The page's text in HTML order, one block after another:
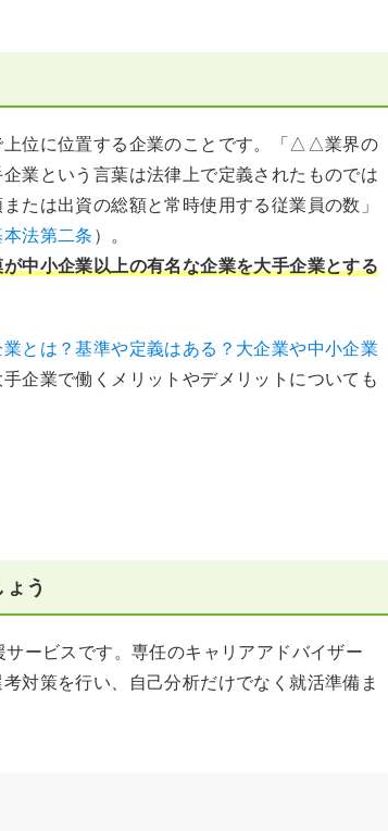
上位に位置する企業のことです。「△△業界の
業という言葉は法律上で定義されたものでは
たは出資の総額と常時使用する従業員の数」
法第二条 ）。
中小企業以上の有名な企業を大手企業とする
業とは？基準や定義はある？大企業や中小企業
企業で働くメリットやデメリットについても
う
サービスです。専任のキャリアアドバイザー
対策を行い、自己分析だけでなく就活準備ま